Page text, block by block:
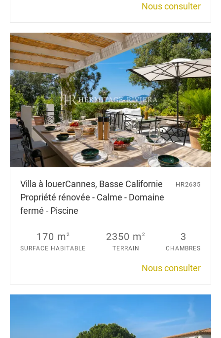
Nous consulter
Villa à louerCannes, Basse Californie
Propriété rénovée - Calme - Domaine
fermé - Piscine
HR2635
170 m2
SURFACE HABITABLE
2350 m2
TERRAIN
3
CHAMBRES
Nous consulter